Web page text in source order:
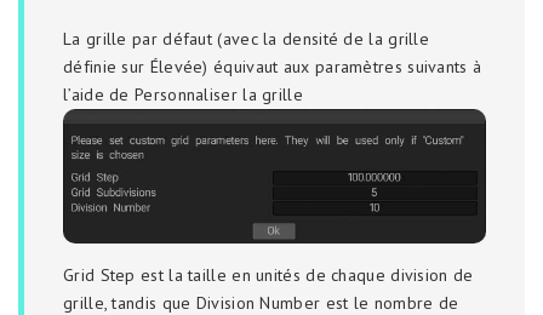
La grille par défaut (avec la densité de la grille
définie sur Élevée) équivaut aux paramètres suivants à
l’aide de Personnaliser la grille
Grid Step est la taille en unités de chaque division de
grille, tandis que Division Number est le nombre de